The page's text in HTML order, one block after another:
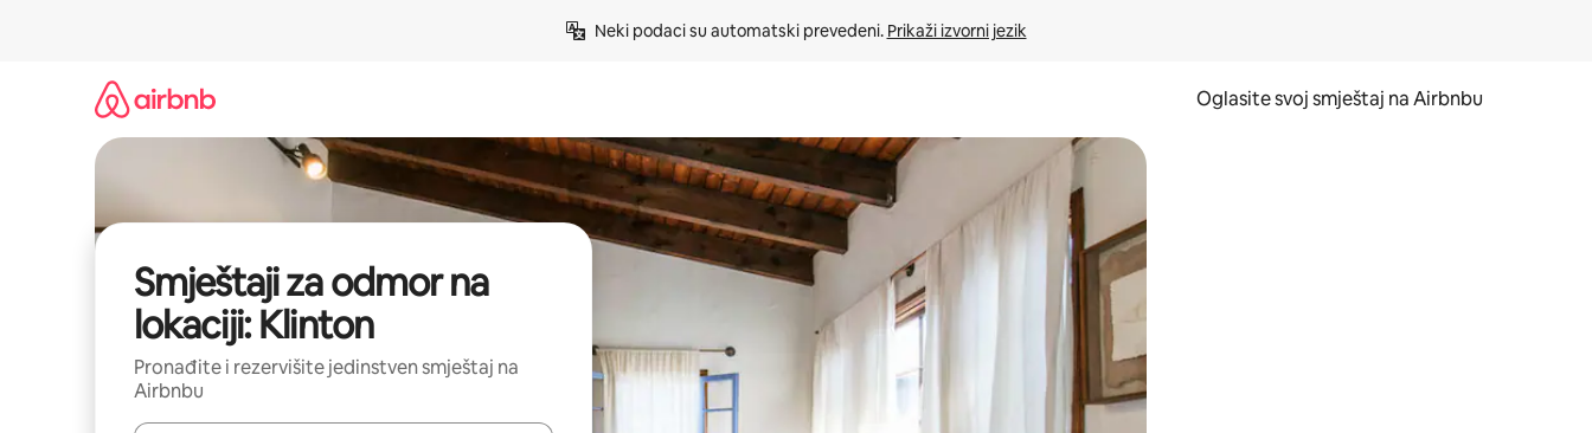
Neki podaci su automatski prevedeni. Prikaži izvorni jezik
Oglasite svoj smještaj na Airbnbu
Smještaji za odmor na
lokaciji: Klinton
Pronađite i rezervišite jedinstven smještaj na
Airbnbu